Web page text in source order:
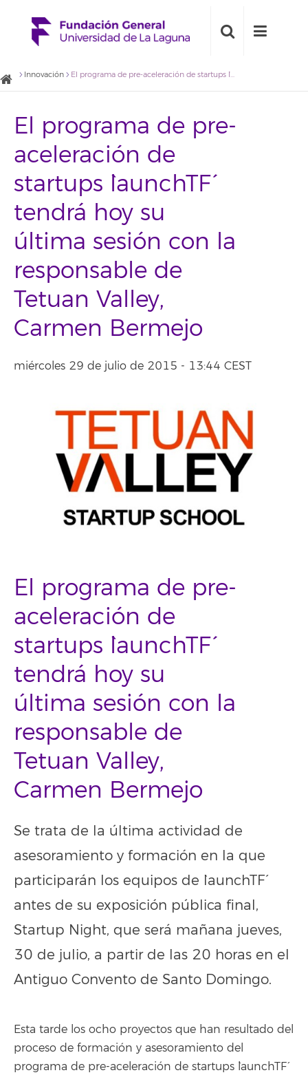
Innovación El programa de pre-aceleración de startups `launchTF´ tendrá hoy su última sesión con la responsable de Tetuan Valley, Carmen Bermejo
El programa de pre-
aceleración de
startups `launchTF´
tendrá hoy su
última sesión con la
responsable de
Tetuan Valley,
Carmen Bermejo
miércoles 29 de julio de 2015 - 13:44 CEST
El programa de pre-
aceleración de
startups `launchTF´
tendrá hoy su
última sesión con la
responsable de
Tetuan Valley,
Carmen Bermejo
Se trata de la última actividad de
asesoramiento y formación en la que
participarán los equipos de `launchTF´
antes de su exposición pública final,
Startup Night, que será mañana jueves,
30 de julio, a partir de las 20 horas en el
Antiguo Convento de Santo Domingo.
Esta tarde los ocho proyectos que han resultado del
proceso de formación y asesoramiento del
programa de pre-aceleración de startups `launchTF´